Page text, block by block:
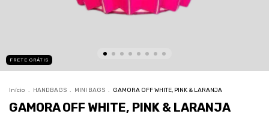
FRETE GRÁTIS
Início . HANDBAGS . MINI BAGS . GAMORA OFF WHITE, PINK & LARANJA
GAMORA OFF WHITE, PINK & LARANJA